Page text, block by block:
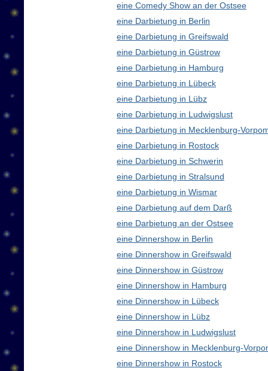
eine Comedy Show an der Ostsee
eine Darbietung in Berlin
eine Darbietung in Greifswald
eine Darbietung in Güstrow
eine Darbietung in Hamburg
eine Darbietung in Lübeck
eine Darbietung in Lübz
eine Darbietung in Ludwigslust
eine Darbietung in Mecklenburg-
eine Darbietung in Rostock
eine Darbietung in Schwerin
eine Darbietung in Stralsund
eine Darbietung in Wismar
eine Darbietung auf dem Darß
eine Darbietung an der Ostsee
eine Dinnershow in Berlin
eine Dinnershow in Greifswald
eine Dinnershow in Güstrow
eine Dinnershow in Hamburg
eine Dinnershow in Lübeck
eine Dinnershow in Lübz
eine Dinnershow in Ludwigslust
eine Dinnershow in Mecklenburg-
eine Dinnershow in Rostock